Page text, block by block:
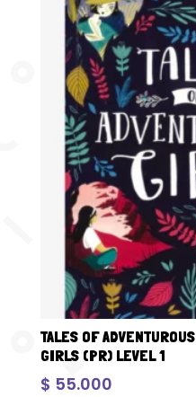
TALES OF ADVENTUROUS
GIRLS (PR) LEVEL 1
$ 55.000